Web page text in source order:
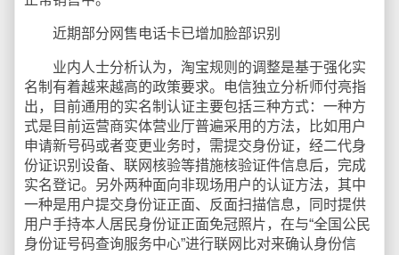
近期部分网售电话卡已增加脸部识别
业内人士分析认为，淘宝规则的调整是基于强化实
名制有着越来越高的政策要求。电信独立分析师付亮指
出，目前通用的实名制认证主要包括三种方式：一种方
式是目前运营商实体营业厅普遍采用的方法，比如用户
申请新号码或者变更业务时，需提交身份证，经二代身
份证识别设备、联网核验等措施核验证件信息后，完成
实名登记。另外两种面向非现场用户的认证方法，其中
一种是用户提交身份证正面、反面扫描信息，同时提供
用户手持本人居民身份证正面免冠照片，在与“全国公民
身份证号码查询服务中心”进行联网比对来确认身份信